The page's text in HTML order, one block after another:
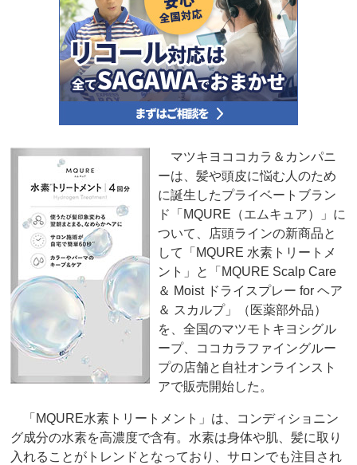
マツキヨココカラ＆カンパニ
ーは、髪や頭皮に悩む人のため
に誕生したプライベートブラン
ド「MQURE（エムキュア）」に
ついて、店頭ラインの新商品と
して「MQURE 水素トリートメ
ント」と「MQURE Scalp Care
＆ Moist ドライスプレー for ヘア
＆ スカルプ」（医薬部外品）
を、全国のマツモトキヨシグル
ープ、ココカラファイングルー
プの店舗と自社オンラインスト
アで販売開始した。
「MQURE水素トリートメント」は、コンディショニン
グ成分の水素を高濃度で含有。水素は身体や肌、髪に取り
入れることがトレンドとなっており、サロンでも注目され